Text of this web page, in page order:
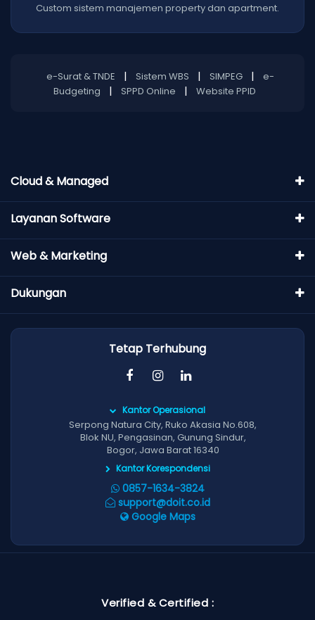
Custom sistem manajemen property dan apartment.
e-Surat & TNDE | Sistem WBS | SIMPEG |
e-
Budgeting
| SPPD Online | Website PPID
Cloud & Managed
Layanan Software
Web & Marketing
Dukungan
Tetap Terhubung
Kantor Operasional
Serpong Natura City, Ruko Akasia No.608,
Blok NU, Pengasinan, Gunung Sindur,
Bogor, Jawa Barat 16340
Kantor Korespondensi
0857-1634-3824
support@doit.co.id
Google Maps
Verified & Certified :